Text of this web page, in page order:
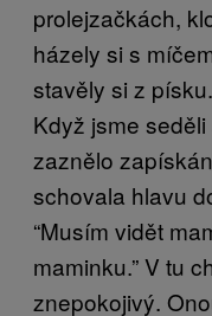
prolejzačkách,
házely si s
stavěly si z písku.
Když jsme
zaznělo
schovala hlavu
“Musím vidět
maminku.” V tu
znepokojivý.